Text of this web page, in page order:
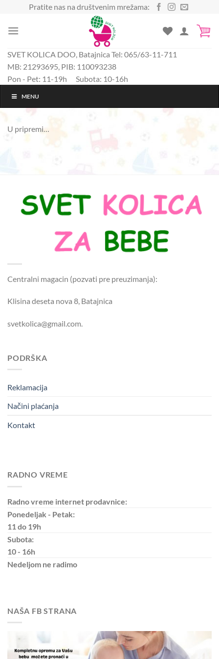
sadržaj
Pratite nas na društvenim mrežama:
SVET KOLICA DOO, Batajnica Tel: 065/63-11-711
MB: 21293695, PIB: 110093238
Pon - Pet: 11-19h Subota: 10-16h
MENU
U pripremi…
Centralni magacin (pozvati pre preuzimanja):
Klisina deseta nova 8, Batajnica
svetkolica@gmail.com.
PODRŠKA
Reklamacija
Načini plaćanja
Kontakt
RADNO VREME
Radno vreme internet prodavnice:
Ponedeljak - Petak:
11 do 19h
Subota:
10 - 16h
Nedeljom ne radimo
NAŠA FB STRANA